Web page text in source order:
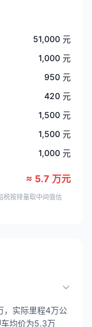
51,000 元
1,000 元
950 元
420 元
1,500 元
1,500 元
1,000 元
≈ 5.7 万元
税按排量取中间值估
，实际里程4万公
均价为5.3万